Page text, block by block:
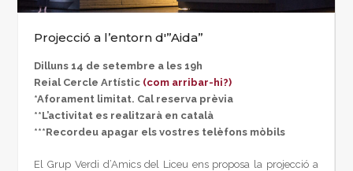
Projecció a l’entorn d'”Aida”
Dilluns 14 de setembre a les 19h
Reial Cercle Artístic (com arribar-hi?)
*Aforament limitat. Cal reserva prèvia
**L’activitat es realitzarà en català
***Recordeu apagar els vostres telèfons mòbils
El Grup Verdi d’Amics del Liceu ens proposa la projecció a